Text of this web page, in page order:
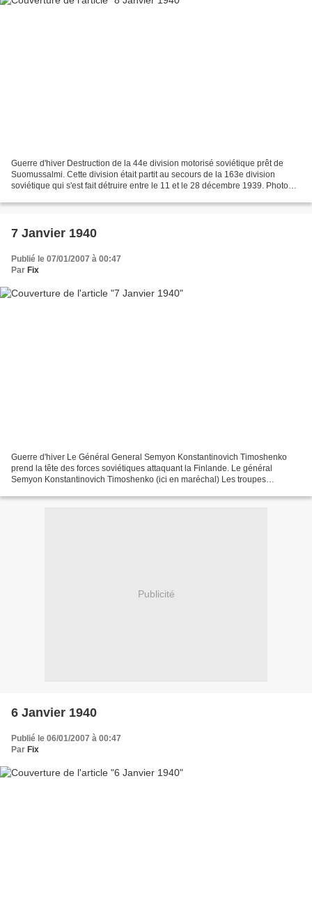
Guerre d'hiver Destruction de la 44e division motorisé soviétique prêt de
Suomussalmi. Cette division était partit au secours de la 163e division
soviétique qui s'est fait détruire entre le 11 et le 28 décembre 1939. Photo
7 Janvier 1940
Publié le 07/01/2007 à 00:47
Par Fix
Guerre d'hiver Le Général General Semyon Konstantinovich Timoshenko
prend la tête des forces soviétiques attaquant la Finlande. Le général
Semyon Konstantinovich Timoshenko (ici en maréchal) Les troupes
Publicité
6 Janvier 1940
Publié le 06/01/2007 à 00:47
Par Fix